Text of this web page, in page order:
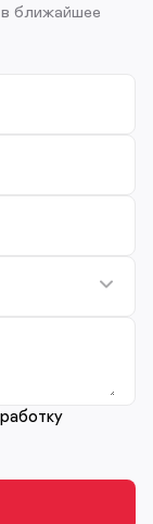
ближайшее